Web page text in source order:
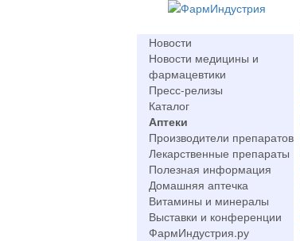
Новости
Новости медицины и
фармацевтики
Пресс-релизы
Каталог
Аптеки
Производители препаратов
Лекарственные препараты
Полезная информация
Домашняя аптечка
Витамины и минералы
Выставки и конференции
ФармИндустрия.ру